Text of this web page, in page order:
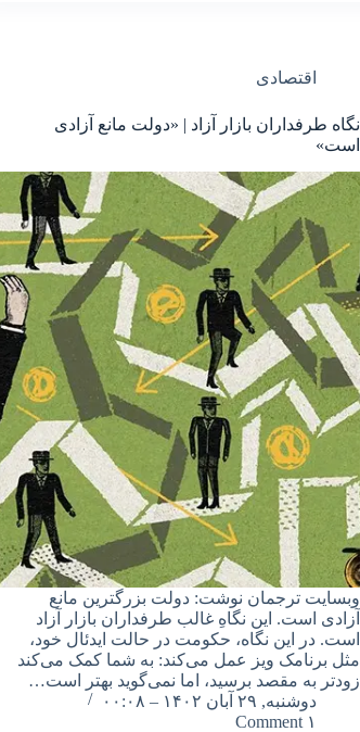
اقتصادی
نگاه طرفداران بازار آزاد | «دولت مانع آزادی
است»
وبسایت ترجمان نوشت: دولت بزرگترین مانع
آزادی است. این نگاهِ غالب طرفداران بازار آزاد
است. در این نگاه، حکومت در حالت ایدئال خود،
مثل برنامک ویز عمل می‌کند: به شما کمک می‌کند
زودتر به مقصد برسید، اما نمی‌گوید بهتر است…
دوشنبه, ۲۹ آبان ۱۴۰۲ – ۰۰:۰۸
۱ Comment